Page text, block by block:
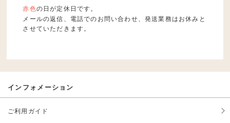
赤色の日が定休日です。
メールの返信、電話でのお問い合わせ、発送業務はお休みと
させていただきます。
インフォメーション
ご利用ガイド